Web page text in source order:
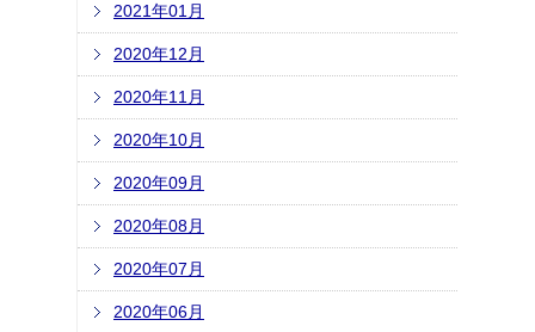
2021年01月
2020年12月
2020年11月
2020年10月
2020年09月
2020年08月
2020年07月
2020年06月